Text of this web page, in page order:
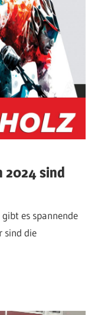
2024 sind
es spannende
sind die